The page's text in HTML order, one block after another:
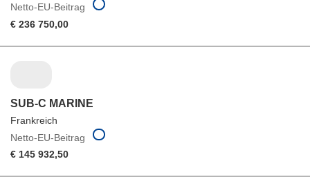
Netto-EU-Beitrag
€ 236 750,00
SUB-C MARINE
Frankreich
Netto-EU-Beitrag
€ 145 932,50